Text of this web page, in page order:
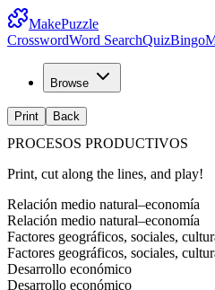
MakePuzzle
CrosswordWord SearchQuizBingo
Browse
Print Back
PROCESOS PRODUCTIVOS
Print, cut along the lines, and play!
Relación medio natural–economía
Relación medio natural–economía
Factores geográficos, sociales,
Factores geográficos, sociales,
Desarrollo económico
Desarrollo económico